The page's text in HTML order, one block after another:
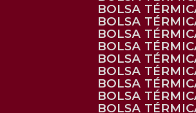
BOLSA
BOLSA
BOLSA
BOLSA
BOLSA
BOLSA
BOLSA
BOLSA
BOLSA